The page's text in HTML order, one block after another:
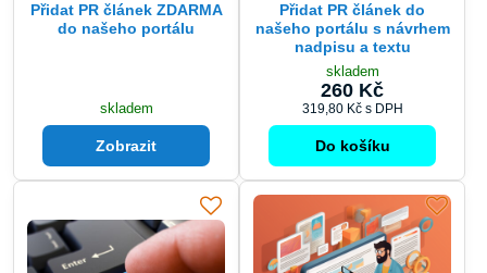
Přidat PR článek ZDARMA
do našeho portálu
skladem
Zobrazit
Přidat PR článek do
našeho portálu s návrhem
nadpisu a textu
skladem
260 Kč
319,80 Kč s DPH
Do košíku